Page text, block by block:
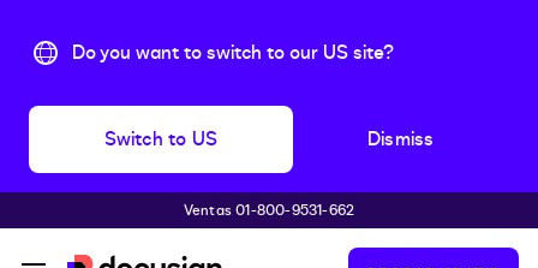
Do you want to switch to our US site?
Switch to US Dismiss
Accede al contenido principalVentas 01-800-9531-662